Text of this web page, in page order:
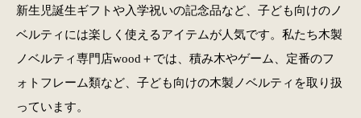
新生児誕生ギフトや入学祝いの記念品など、子ども向けのノ
ベルティには楽しく使えるアイテムが人気です。私たち木製
ノベルティ専門店wood＋では、積み木やゲーム、定番のフ
ォトフレーム類など、子ども向けの木製ノベルティを取り扱
っています。